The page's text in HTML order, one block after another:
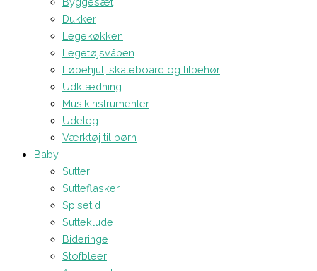
Dukker
Legekøkken
Legetøjsvåben
Løbehjul, skateboard og tilbehør
Udklædning
Musikinstrumenter
Udeleg
Værktøj til børn
Baby
Sutter
Sutteflasker
Spisetid
Sutteklude
Bideringe
Stofbleer